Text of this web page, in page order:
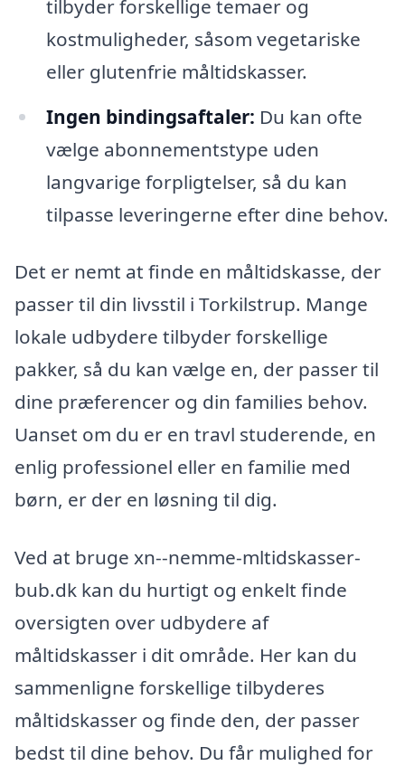
tilbyder forskellige temaer og
kostmuligheder, såsom vegetariske
eller glutenfrie måltidskasser.
Ingen bindingsaftaler: Du kan ofte
vælge abonnementstype uden
langvarige forpligtelser, så du kan
tilpasse leveringerne efter dine behov.
Det er nemt at finde en måltidskasse, der
passer til din livsstil i Torkilstrup. Mange
lokale udbydere tilbyder forskellige
pakker, så du kan vælge en, der passer til
dine præferencer og din families behov.
Uanset om du er en travl studerende, en
enlig professionel eller en familie med
børn, er der en løsning til dig.
Ved at bruge xn--nemme-mltidskasser-
bub.dk kan du hurtigt og enkelt finde
oversigten over udbydere af
måltidskasser i dit område. Her kan du
sammenligne forskellige tilbyderes
måltidskasser og finde den, der passer
bedst til dine behov. Du får mulighed for